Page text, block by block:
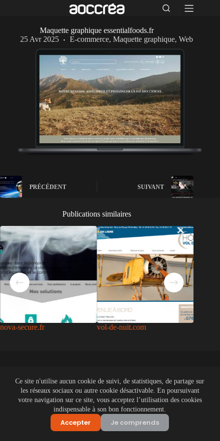
Ce site n'utilise aucun cookie de suivi, de statistiques, de partage sur
les réseaux sociaux ou autre cookie désactivable. En poursuivant
votre navigation sur ce site, vous acceptez l’utilisation des cookies
indispensable à son bon fonctionnement.
Accepter Je comprends
Maquette graphique essentialfoods.fr
25 Avr 2025
E-commerce,Maquette graphique,Web
PRÉCÉDENT SUIVANT
Publications similaires
nova-secure.fr vol-de-nuit.com
Parlons de votre projet
Accueil Blog CGU
Contactez-moi